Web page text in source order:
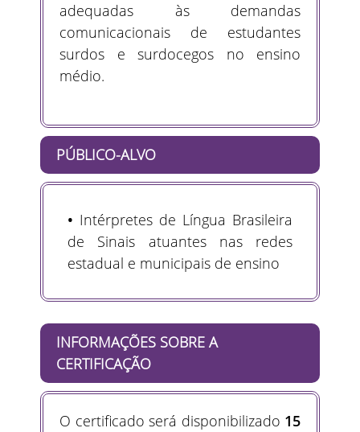
adequadas às demandas
comunicacionais de estudantes
surdos e surdocegos no ensino
médio.
PÚBLICO-ALVO
• Intérpretes de Língua Brasileira
de Sinais atuantes nas redes
estadual e municipais de ensino
INFORMAÇÕES SOBRE A
CERTIFICAÇÃO
O certificado será disponibilizado 15